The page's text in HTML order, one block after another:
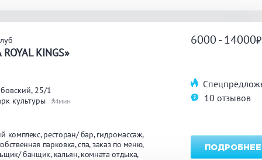
ROYAL KINGS»
25/1
культуры
4
комплекс ресторан/ бар гидромассаж
парковка спа заказ по меню
банщик кальян комната отдыха
6000 - 14000
10 отзывов
ПОДРОБНЕЕ